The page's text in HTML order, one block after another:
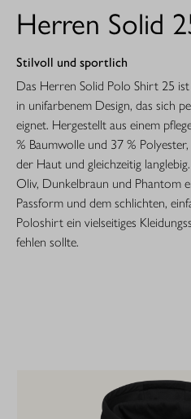
Herren Solid
Stilvoll und sportlich
Das Herren Solid Polo Shirt 25
in unifarbenem Design, das sich
eignet. Hergestellt aus einem
% Baumwolle und 37 %
der Haut und gleichzeitig
Oliv, Dunkelbraun und Phantom
Passform und dem schlichten,
Poloshirt ein vielseitiges
fehlen sollte.